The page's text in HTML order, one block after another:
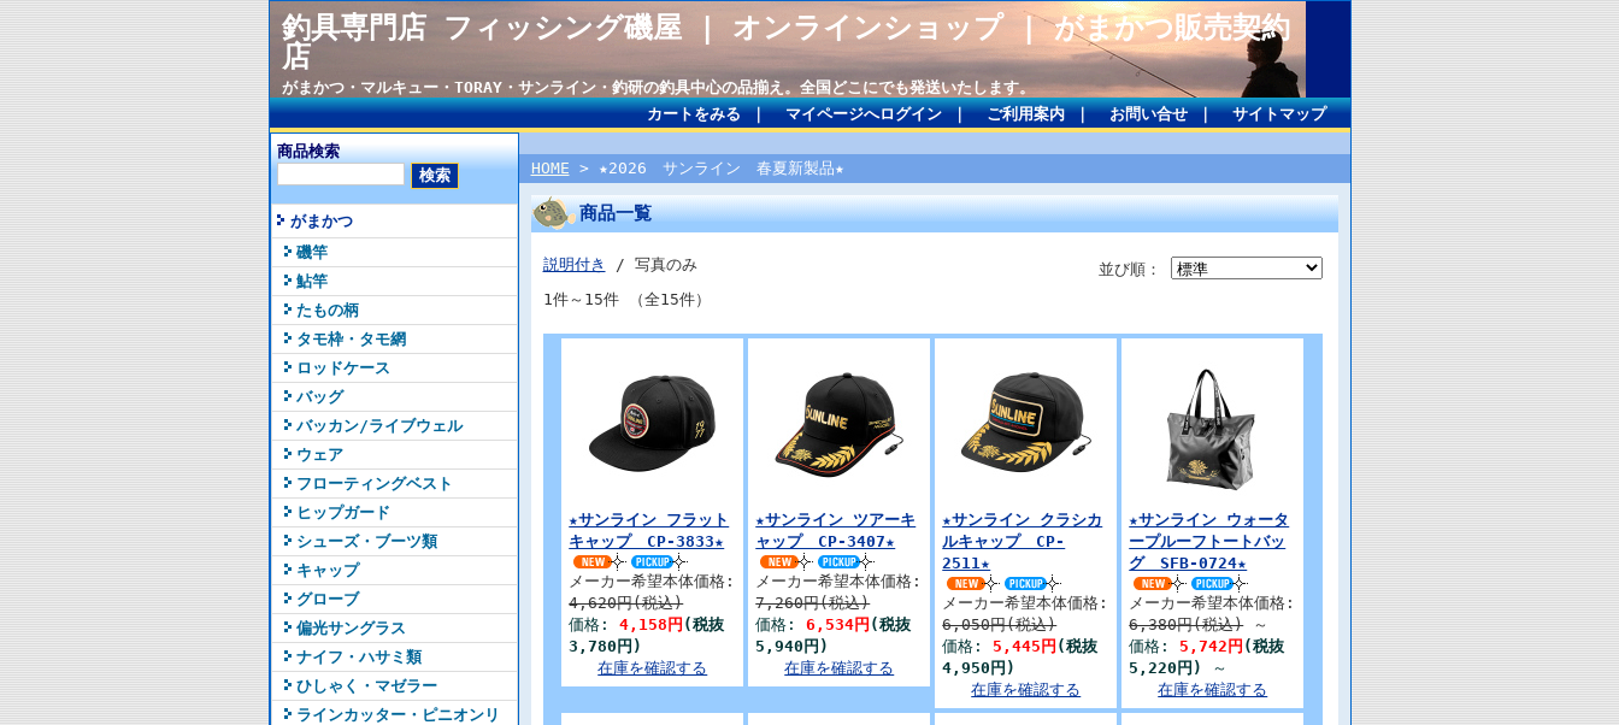
釣具専門店 フィッシング磯屋 | オンラインショップ | がまかつ販売契約
店
がまかつ・マルキュー・TORAY・サンライン・釣研の釣具中心の品揃え。全国どこにでも発送いたします。
カートをみる｜ マイページへログイン｜ ご利用案内｜ お問い合せ｜ サイトマップ
商品検索
がまかつ
磯竿
鮎竿
たもの柄
タモ枠・タモ網
ロッドケース
バッグ
バッカン/ライブウェル
ウェア
フローティングベスト
ヒップガード
シューズ・ブーツ類
キャップ
グローブ
偏光サングラス
ナイフ・ハサミ類
ひしゃく・マゼラー
ラインカッター・ピニオンリ
HOME > ★2026 サンライン 春夏新製品★
商品一覧
並び順：
説明付き
/ 写真のみ
1件～15件 （全15件）
★サンライン フラット
キャップ CP-3833★
メーカー希望本体価格:
4,620円(税込)
価格:4,158円 (税抜
3,780円)
在庫を確認する
★サンライン ツアーキ
ャップ CP-3407★
メーカー希望本体価格:
7,260円(税込)
価格:6,534円 (税抜
5,940円)
在庫を確認する
★サンライン クラシカ
ルキャップ CP-
2511★
メーカー希望本体価格:
6,050円(税込)
価格: 5,445円 (税抜
4,950円)
在庫を確認する
★サンライン ウォータ
ープルーフトートバッ
グ SFB-0724★
メーカー希望本体価格:
6,380円(税込)
～
価格: 5,742円 (税抜
5,220円)
～
在庫を確認する